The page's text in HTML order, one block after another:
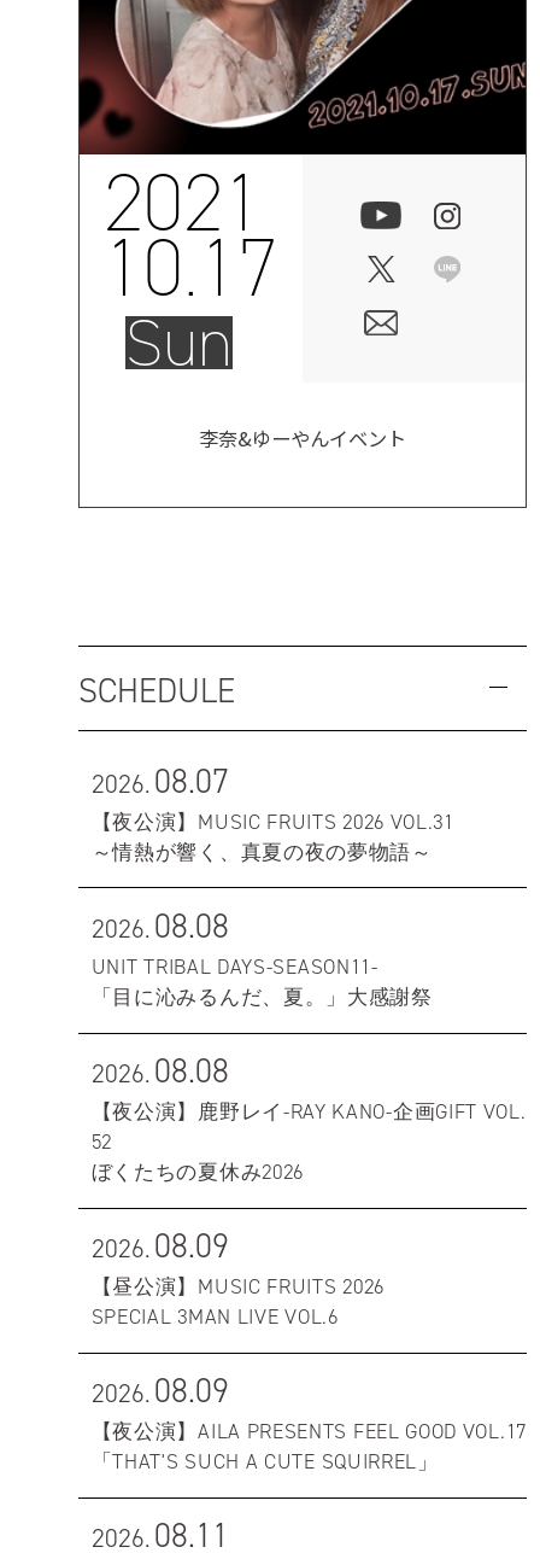
2021
10.17
Sun
李奈&ゆーやんイベント
SCHEDULE
2026.08.07
【夜公演】MUSIC FRUITS 2026 VOL.31
～情熱が響く、真夏の夜の夢物語～
2026.08.08
UNIT TRIBAL DAYS-SEASON11-
「目に沁みるんだ、夏。」大感謝祭
2026.08.08
【夜公演】鹿野レイ-RAY KANO-企画GIFT VOL.
52
ぼくたちの夏休み2026
2026.08.09
【昼公演】MUSIC FRUITS 2026
SPECIAL 3MAN LIVE VOL.6
2026.08.09
【夜公演】AILA PRESENTS FEEL GOOD VOL.17
「THAT'S SUCH A CUTE SQUIRREL」
2026.08.11